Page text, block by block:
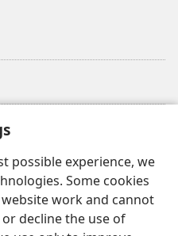
possible experience, we
Some cookies
work and cannot
decline the use of